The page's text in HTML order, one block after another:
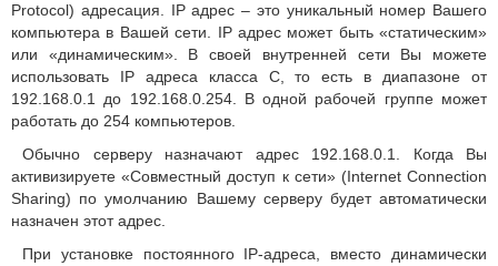
Protocol) адресация. IP адрес – это уникальный номер Вашего
компьютера в Вашей сети. IP адрес может быть «статическим»
или «динамическим». В своей внутренней сети Вы можете
использовать IP адреса класса C, то есть в диапазоне от
192.168.0.1 до 192.168.0.254. В одной рабочей группе может
работать до 254 компьютеров.
Обычно серверу назначают адрес 192.168.0.1. Когда Вы
активизируете «Совместный доступ к сети» (Internet Connection
Sharing) по умолчанию Вашему серверу будет автоматически
назначен этот адрес.
При установке постоянного IP-адреса, вместо динамически